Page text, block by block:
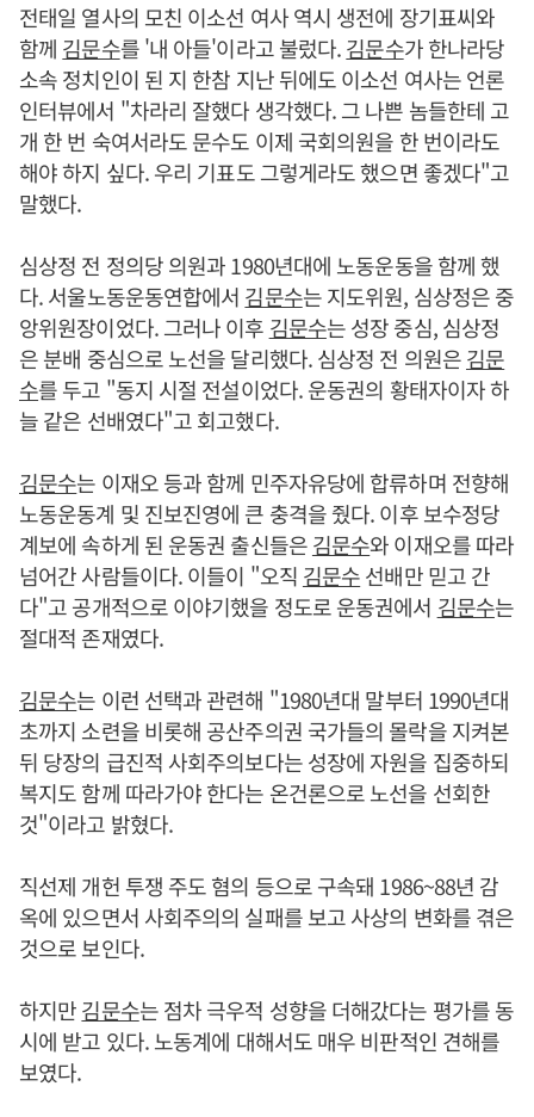
전태일 열사의 모친 이소선 여사 역시 생전에 장기표씨와
함께 김문수를 '내 아들'이라고 불렀다.김문수가 한나라당
소속 정치인이 된 지 한참 지난 뒤에도 이소선 여사는 언론
인터뷰에서 "차라리 잘했다 생각했다. 그 나쁜 놈들한테 고
개 한 번 숙여서라도 문수도 이제 국회의원을 한 번이라도
해야 하지 싶다. 우리 기표도 그렇게라도 했으면 좋겠다"고
말했다.
심상정 전 정의당 의원과 1980년대에 노동운동을 함께 했
다. 서울노동운동연합에서 김문수는 지도위원, 심상정은 중
앙위원장이었다. 그러나 이후 김문수는 성장 중심, 심상정
은 분배 중심으로 노선을 달리했다. 심상정 전 의원은김문
수를 두고 "동지 시절 전설이었다. 운동권의 황태자이자 하
늘 같은 선배였다"고 회고했다.
김문수는 이재오 등과 함께 민주자유당에 합류하며 전향해
노동운동계 및 진보진영에 큰 충격을 줬다. 이후 보수정당
계보에 속하게 된 운동권 출신들은김문수와 이재오를 따라
넘어간 사람들이다. 이들이 "오직 김문수선배만 믿고 간
다"고 공개적으로 이야기했을 정도로 운동권에서 김문수는
절대적 존재였다.
김문수는 이런 선택과 관련해 "1980년대 말부터 1990년대
초까지 소련을 비롯해 공산주의권 국가들의 몰락을 지켜본
뒤 당장의 급진적 사회주의보다는 성장에 자원을 집중하되
복지도 함께 따라가야 한다는 온건론으로 노선을 선회한
것"이라고 밝혔다.
직선제 개헌 투쟁 주도 혐의 등으로 구속돼 1986~88년 감
옥에 있으면서 사회주의의 실패를 보고 사상의 변화를 겪은
것으로 보인다.
하지만김문수는 점차 극우적 성향을 더해갔다는 평가를 동
시에 받고 있다. 노동계에 대해서도 매우 비판적인 견해를
보였다.